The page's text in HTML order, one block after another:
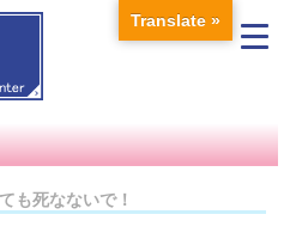
も死なないで！
Translate »